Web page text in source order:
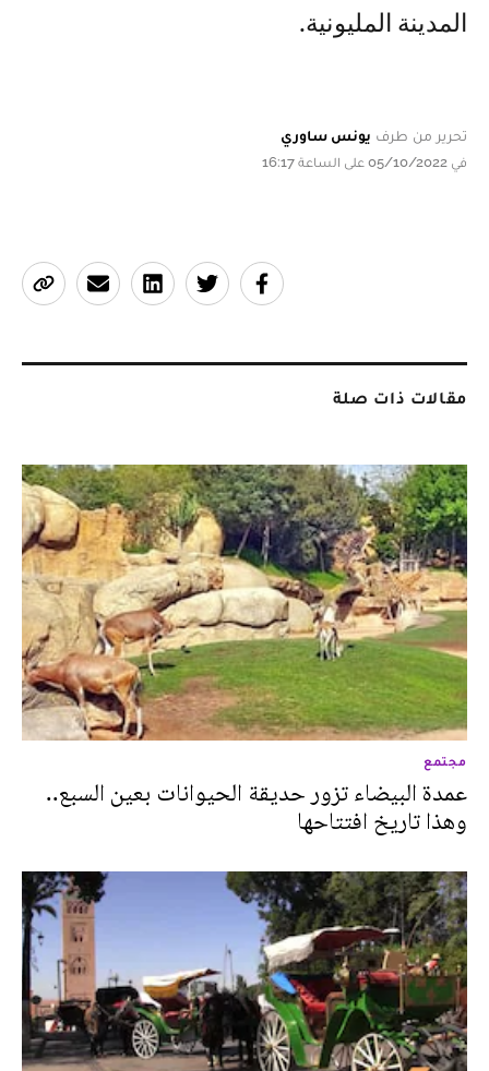
المدينة المليونية.
تحرير من طرف يونس ساوري
في 05/10/2022 على الساعة 16:17
مقالات ذات صلة
مجتمع
عمدة البيضاء تزور حديقة الحيوانات بعين السبع..
وهذا تاريخ افتتاحها